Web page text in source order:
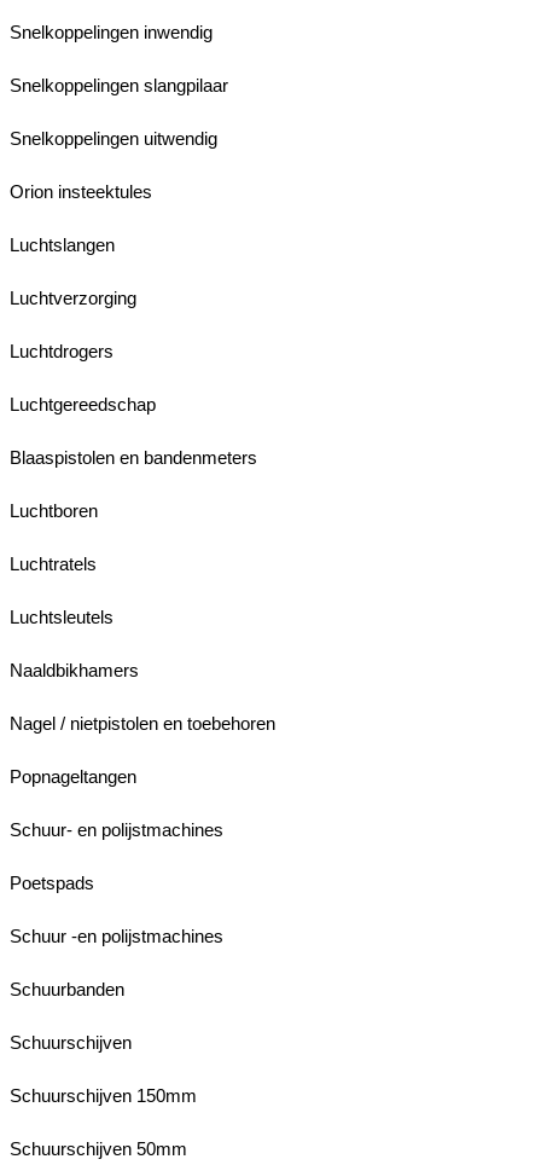
Snelkoppelingen inwendig
Snelkoppelingen slangpilaar
Snelkoppelingen uitwendig
Orion insteektules
Luchtslangen
Luchtverzorging
Luchtdrogers
Luchtgereedschap
Blaaspistolen en bandenmeters
Luchtboren
Luchtratels
Luchtsleutels
Naaldbikhamers
Nagel / nietpistolen en toebehoren
Popnageltangen
Schuur- en polijstmachines
Poetspads
Schuur -en polijstmachines
Schuurbanden
Schuurschijven
Schuurschijven 150mm
Schuurschijven 50mm